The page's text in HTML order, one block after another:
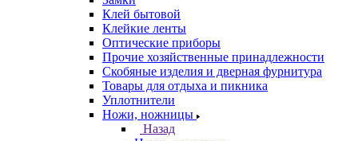
Клей бытовой
Клейкие ленты
Оптические приборы
Прочие хозяйственные принадлежности
Скобяные изделия и дверная фурнитура
Товары для отдыха и пикника
Уплотнители
Ножи, ножницы
Назад